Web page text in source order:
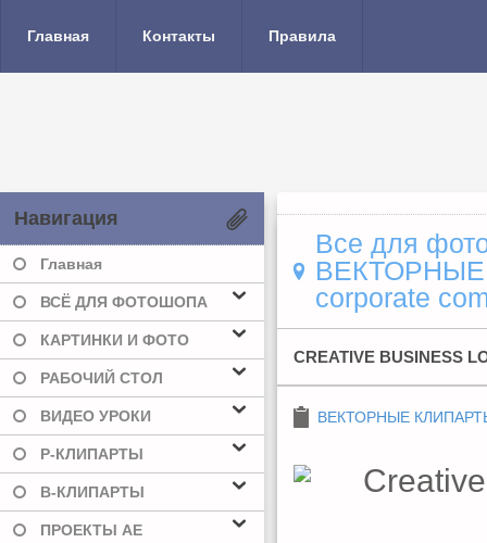
Главная Контакты Правила
Навигация
Главная
ВСЁ ДЛЯ ФОТОШОПА
КАРТИНКИ И ФОТО
РАБОЧИЙ СТОЛ
ВИДЕО УРОКИ
Р-КЛИПАРТЫ
В-КЛИПАРТЫ
ПРОЕКТЫ AE
Все для
corporate
CREATIVE BUSINESS
ВЕКТОРНЫЕ